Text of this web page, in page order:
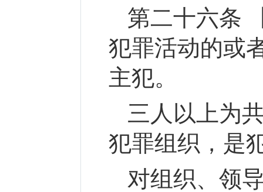
第二十六条
犯罪活动的或
主犯。
三人以上为
犯罪组织，是
对组织、领